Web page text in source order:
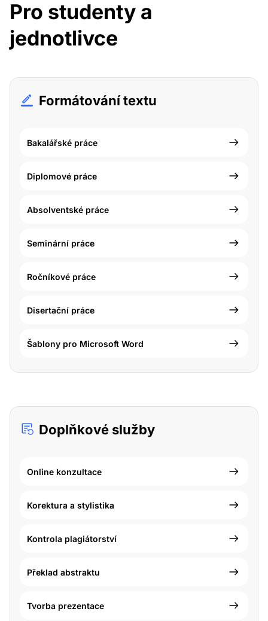
Pro studenty a
jednotlivce
Formátování textu
Bakalářské práce
Diplomové práce
Absolventské práce
Seminární práce
Ročníkové práce
Disertační práce
Šablony pro Microsoft Word
Doplňkové služby
Online konzultace
Korektura a stylistika
Kontrola plagiátorství
Překlad abstraktu
Tvorba prezentace